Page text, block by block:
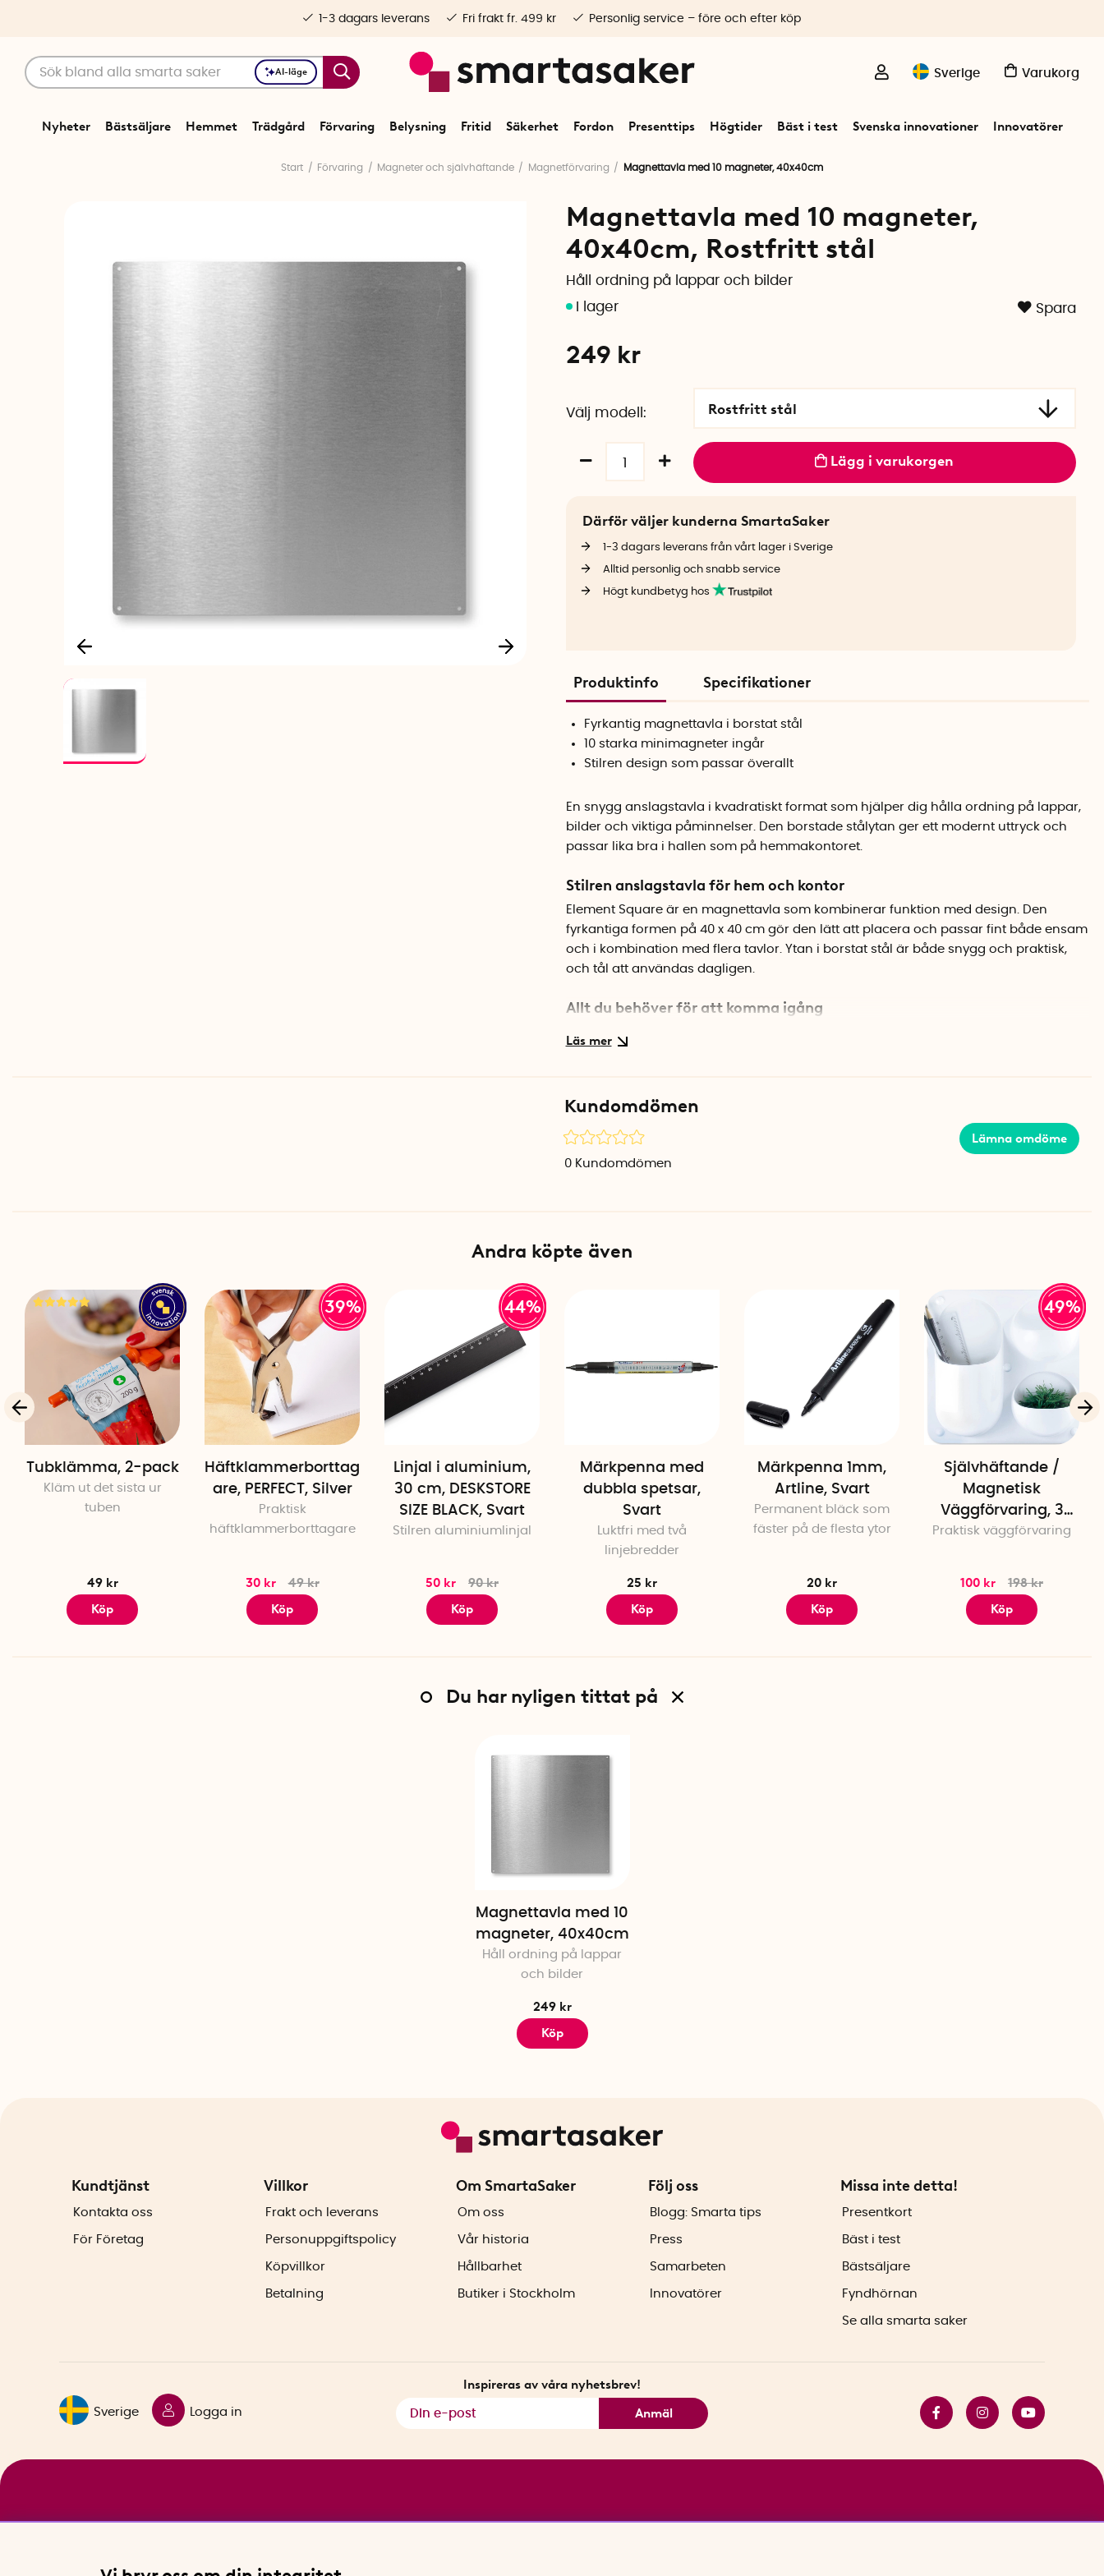
AI-läge Sverige Varukorg
Nyheter Bästsäljare Hemmet Trädgård Förvaring Belysning Fritid Säkerhet Fordon Presenttips Högtider Bäst i test Svenska innovationer Innovatörer
1-3 dagars leverans Fri frakt fr. 499 kr Personlig service – före och efter köp
Start Förvaring Magneter och självhäftande Magnetförvaring Magnettavla med 10 magneter, 40x40cm
Magnettavla med 10 magneter,
40x40cm, Rostfritt stål
Håll ordning på lappar och bilder
Spara
249 kr
Välj modell Rostfritt stål
Lägg i varukorgen
Därför väljer kunderna SmartaSaker
1-3 dagars leverans från vårt lager i Sverige
Alltid personlig och snabb service
Högt kundbetyg hos
Produktinfo Specifikationer
Fyrkantig magnettavla i borstat stål
10 starka minimagneter ingår
Stilren design som passar överallt
En snygg anslagstavla i kvadratiskt format som hjälper dig hålla ordning på lappar,
bilder och viktiga påminnelser. Den borstade stålytan ger ett modernt uttryck och
passar lika bra i hallen som på hemmakontoret.
Stilren anslagstavla för hem och kontor
Element Square är en magnettavla som kombinerar funktion med design. Den
fyrkantiga formen på 40 x 40 cm gör den lätt att placera och passar fint både ensam
och i kombination med flera tavlor. Ytan i borstat stål är både snygg och praktisk,
och tål att användas dagligen.
Allt du behöver för att komma igång
Specifikationer
Mått: 40 x 40 cm
Material: Borstat stål
Färg: Silver
Kundomdömen
Lämna omdöme
0 Kundomdömen
Andra köpte även
Tubklämma, 2-pack
Kläm ut det sista ur
tuben
49 kr
Köp
39%
Häftklammerborttag
are, PERFECT, Silver
Praktisk
häftklammerborttagare
30 kr
49 kr
Köp
44%
Linjal i aluminium,
30 cm, DESKSTORE
SIZE BLACK, Svart
Stilren aluminiumlinjal
50 kr
90 kr
Köp
Märkpenna med
dubbla spetsar,
Svart
Luktfri med två
linjebredder
25 kr
Köp
Märkpenna 1mm,
Artline, Svart
Permanent bläck som
fäster på de flesta ytor
20 kr
Köp
49%
Självhäftande /
Magnetisk
Väggförvaring, 3
fack, POCKET, 21 x
Praktisk väggförvaring
100 kr
198 kr
Köp
Du har nyligen tittat på
Magnettavla med 10
magneter, 40x40cm
Håll ordning på lappar
och bilder
249 kr
Köp
Kundtjänst
Kontakta oss
För Företag
Villkor
Frakt och leverans
Personuppgiftspolicy
Köpvillkor
Betalning
Om SmartaSaker
Om oss
Vår historia
Hållbarhet
Butiker i Stockholm
Följ oss
Blogg: Smarta tips
Press
Samarbeten
Innovatörer
Missa inte detta!
Presentkort
Bäst i test
Bästsäljare
Fyndhörnan
Se alla smarta saker
Sverige Logga in
Inspireras av våra nyhetsbrev!
Anmäl